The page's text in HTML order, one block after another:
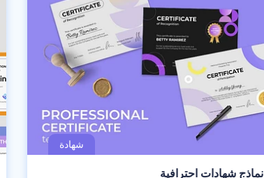
نماذج شهادات احترافية